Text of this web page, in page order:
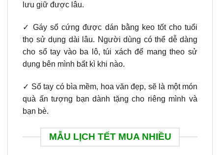
lưu giữ được lâu.
✓ Gáy sổ cứng được dán bằng keo tốt cho tuổi
thọ sử dụng dài lâu. Người dùng có thể dễ dàng
cho sổ tay vào ba lô, túi xách để mang theo sử
dụng bên mình bất kì khi nào.
✓ Sổ tay có bìa mềm, hoa văn đẹp, sẽ là một món
quà ấn tượng bạn dành tặng cho riêng mình và
bạn bè.
MẪU LỊCH TẾT MUA NHIỀU